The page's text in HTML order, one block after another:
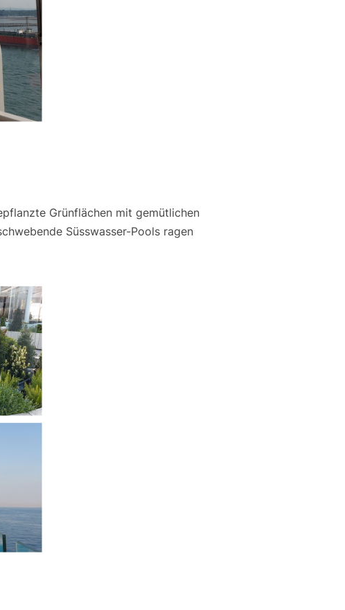
Grünflächen mit gemütlichen
Süsswasser-Pools ragen